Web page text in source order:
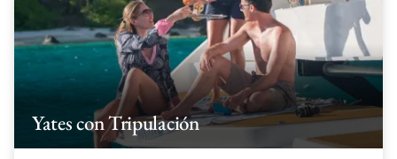
Yates con Tripulación